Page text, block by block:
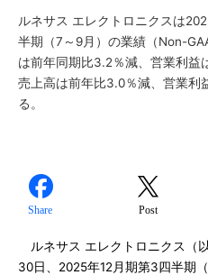
ルネサス エレクトロニクスは
半期（7～9月）の業績（Non-
は前年同期比3.2％減、営業利益
売上高は前年比3.0％減、営業利
る。
Share Post
ルネサス エレクトロニクス（
30日、2025年12月期第3四半期